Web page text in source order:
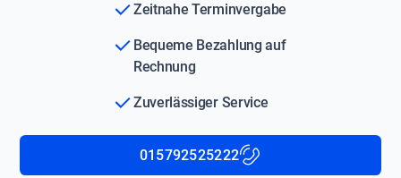
Zeitnahe Terminvergabe
Bequeme Bezahlung auf
Rechnung
Zuverlässiger Service
015792525222